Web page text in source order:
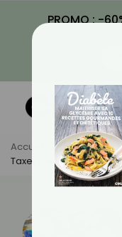
PROMO : -
Accueil Actus
Taxer Les Produits